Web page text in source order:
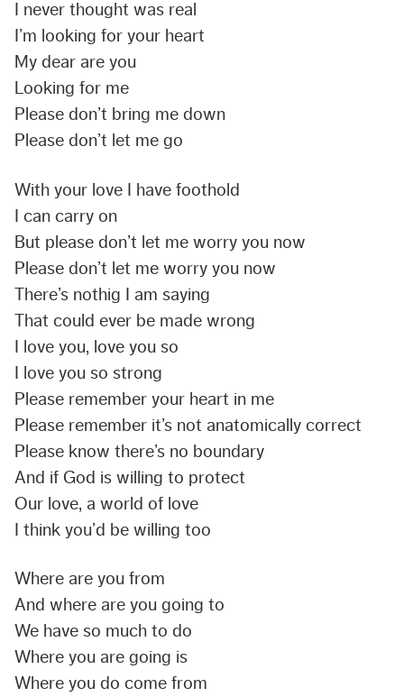
I never thought was real
I’m looking for your heart
My dear are you
Looking for me
Please don’t bring me down
Please don’t let me go
With your love I have foothold
I can carry on
But please don’t let me worry you now
Please don’t let me worry you now
There’s nothig I am saying
That could ever be made wrong
I love you, love you so
I love you so strong
Please remember your heart in me
Please remember it’s not anatomically correct
Please know there’s no boundary
And if God is willing to protect
Our love, a world of love
I think you’d be willing too
Where are you from
And where are you going to
We have so much to do
Where you are going is
Where you do come from